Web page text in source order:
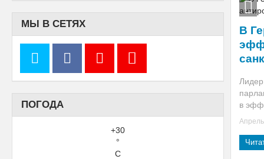
В
в
МЫ В СЕТЯХ
ПОГОДА
+30
°
C